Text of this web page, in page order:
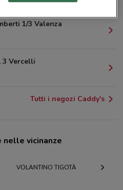
1/3 Valenza
3 Vercelli
Tutti i negozi Caddy's
vicinanze
VOLANTINO TIGOTÀ